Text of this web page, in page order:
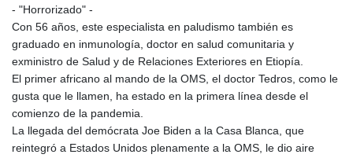
- "Horrorizado" -
Con 56 años, este especialista en paludismo también es
graduado en inmunología, doctor en salud comunitaria y
exministro de Salud y de Relaciones Exteriores en Etiopía.
El primer africano al mando de la OMS, el doctor Tedros, como le
gusta que le llamen, ha estado en la primera línea desde el
comienzo de la pandemia.
La llegada del demócrata Joe Biden a la Casa Blanca, que
reintegró a Estados Unidos plenamente a la OMS, le dio aire